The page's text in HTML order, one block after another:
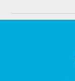
ビ